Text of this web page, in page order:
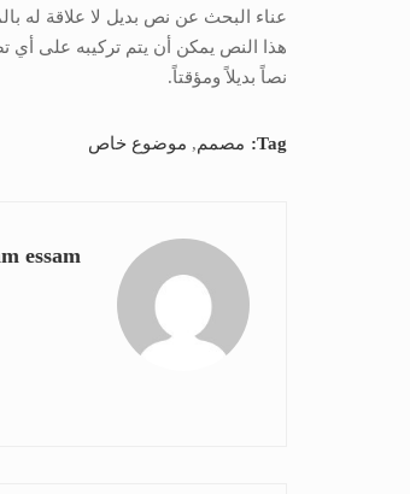
عناء البحث عن نص بديل لا علاقة له
هذا النص يمكن أن يتم تركيبه على
نصاً بديلاً ومؤقتاً.
Tag: مصمم, موضوع خاص
essam